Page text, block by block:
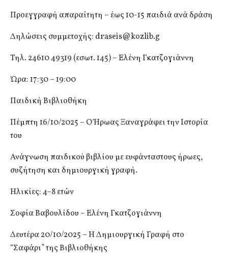
Προεγγραφή απαραίτητη – έως 10-15 παιδιά ανά δράση
Δηλώσεις συμμετοχής: draseis@kozlib.g
Τηλ. 24610 49319 (εσωτ. 145) – Ελένη Γκατζογιάννη
Ώρα: 17:30 – 19:00
Παιδική Βιβλιοθήκη
Πέμπτη 16/10/2025 – Ο Ήρωας Ξαναγράφει την Ιστορία
του
Ανάγνωση παιδικού βιβλίου με ευφάνταστους ήρωες,
συζήτηση και δημιουργική γραφή.
Ηλικίες: 4–8 ετών
Σοφία Βαβουλίδου – Ελένη Γκατζογιάννη
Δευτέρα 20/10/2025 – Η Δημιουργική Γραφή στο
“Σαφάρι” της Βιβλιοθήκης